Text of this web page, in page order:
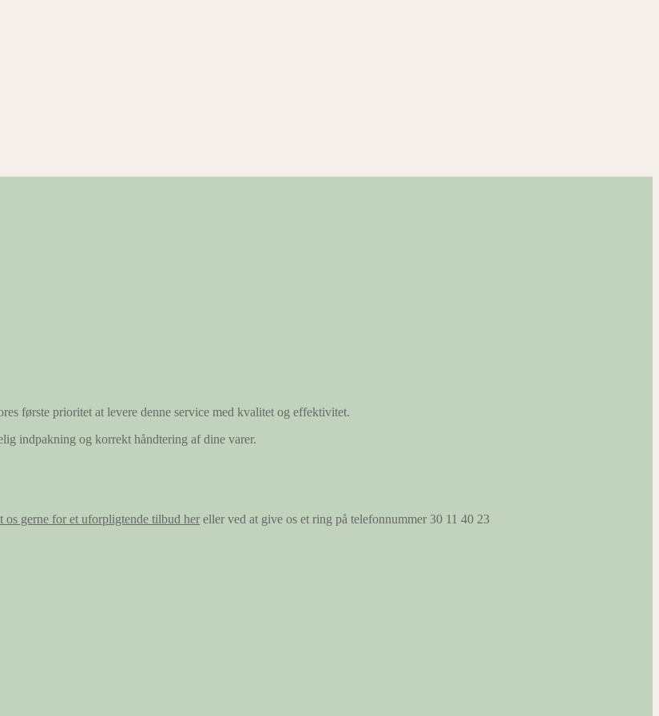
første prioritet at levere denne service med kvalitet og effektivitet.
indpakning og korrekt håndtering af dine varer.
os gerne for et uforpligtende tilbud her eller ved at give os et ring på telefonnummer 30 11 40 23